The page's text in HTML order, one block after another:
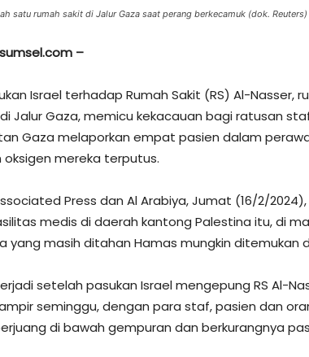
satu rumah sakit di Jalur Gaza saat perang berkecamuk (dok. Reuters)
–
Israel terhadap Rumah Sakit (RS) Al-Nasser,
Jalur Gaza, memicu kekacauan bagi ratusan
Gaza melaporkan empat pasien dalam
mereka terputus.
Press dan Al Arabiya, Jumat (16/2/
medis di daerah kantong Palestina itu, di
yang masih ditahan Hamas mungkin ditemukan
setelah pasukan Israel mengepung RS Al-
seminggu, dengan para staf, pasien dan
di bawah gempuran dan berkurangnya